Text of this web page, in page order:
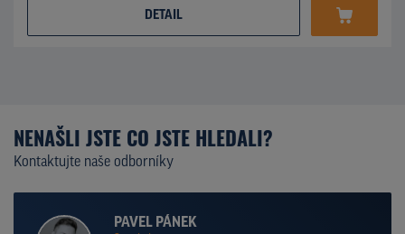
DETAIL
NENAŠLI JSTE CO JSTE HLEDALI?
Kontaktujte naše odborníky
PAVEL PÁNEK